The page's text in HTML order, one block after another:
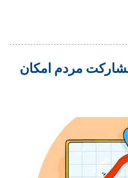
مردم امكان